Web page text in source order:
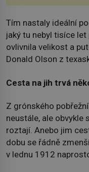
Tím nastaly ideální
jaký tu nebyl tisíce
ovlivnila velikost a
Donald Olson z
Cesta na jih trvá
Z grónského
neustále, ale obvykle
roztají. Anebo jim
dobu se řádně
v lednu 1912